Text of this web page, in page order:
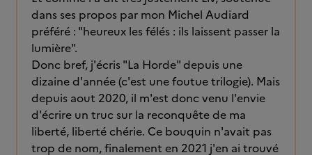
dans ses propos par mon Michel Audiard
préféré : "heureux les félés : ils laissent passer la
lumière".
Donc bref, j'écris "La Horde" depuis une
dizaine d'année (c'est une foutue trilogie). Mais
depuis aout 2020, il m'est donc venu l'envie
d'écrire un truc sur la reconquête de ma
liberté, liberté chérie. Ce bouquin n'avait pas
trop de nom, finalement en 2021 j'en ai trouvé